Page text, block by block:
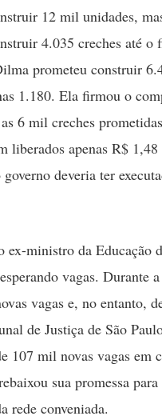
12 mil unidades,
4.035 creches até o
prometeu construir
1.180. Ela firmou o
6 mil creches
liberados apenas R$
deveria ter
ex-ministro da Educação
vagas. Durante
vagas e, no entanto,
de Justiça de São
107 mil novas vagas em
sua promessa
rede conveniada.